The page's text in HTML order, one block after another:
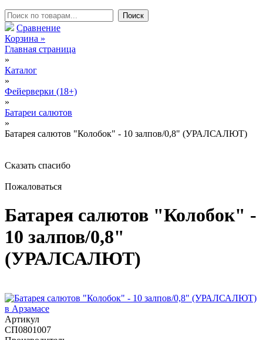
Сравнение
Корзина »
Главная страница
»
Каталог
»
Фейерверки (18+)
»
Батареи салютов
»
Батарея салютов "Колобок" - 10 залпов/0,8" (УРАЛСАЛЮТ)
Сказать спасибо
Пожаловаться
Батарея салютов "Колобок" -
10 залпов/0,8"
(УРАЛСАЛЮТ)
Артикул
СП0801007